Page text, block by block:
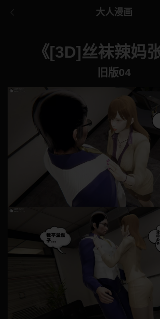
大人漫画
《[3D]丝袜辣妈
旧版04